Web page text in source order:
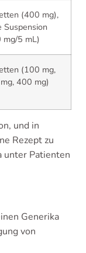
(400 mg),
Suspension
mg/5 mL)
(100 mg,
400 mg)
und in
Rezept zu
unter Patienten
Generika
von